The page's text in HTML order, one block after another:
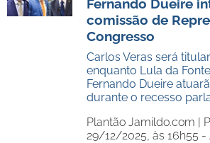
Fernando Dueire
comissão de
Congresso
Carlos Veras será
enquanto Lula da
Fernando Dueire
durante o recesso
Plantão Jamildo.com |
29/12/2025, às 16h55 -